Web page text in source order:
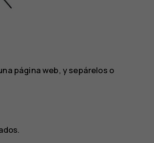
página web, y sepárelos o